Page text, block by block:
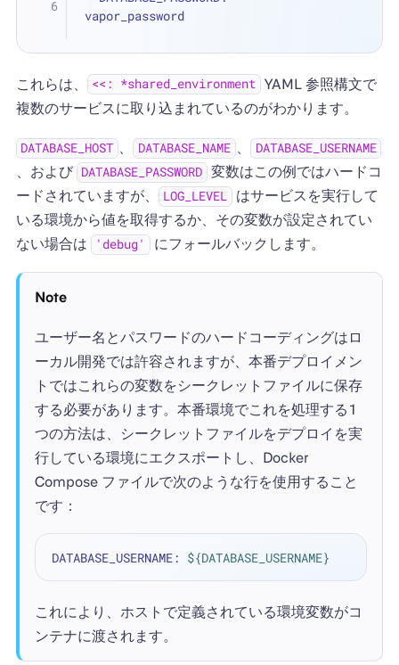
vapor_password
これらは、 <<: *shared_environment YAML 参照構文で
複数のサービスに取り込まれているのがわかります。
DATABASE_HOST 、 DATABASE_NAME 、 DATABASE_USERNAME
、および DATABASE_PASSWORD 変数はこの例ではハードコ
ードされていますが、
LOG_LEVEL
はサービスを実行して
いる環境から値を取得するか、その変数が設定されてい
ない場合は
'debug' にフォールバックします。
Note
ユーザー名とパスワードのハードコーディングはロ
ーカル開発では許容されますが、本番デプロイメン
トではこれらの変数をシークレットファイルに保存
する必要があります。本番環境でこれを処理する1
つの方法は、シークレットファイルをデプロイを実
行している環境にエクスポートし、Docker
Compose ファイルで次のような行を使用すること
です：
DATABASE_USERNAME: ${DATABASE_USERNAME}
これにより、ホストで定義されている環境変数がコ
ンテナに渡されます。